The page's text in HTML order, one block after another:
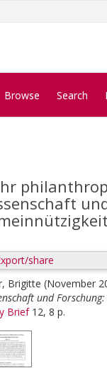
Browse Search
share
Brigitte (November
und
Brief12, 8 p.